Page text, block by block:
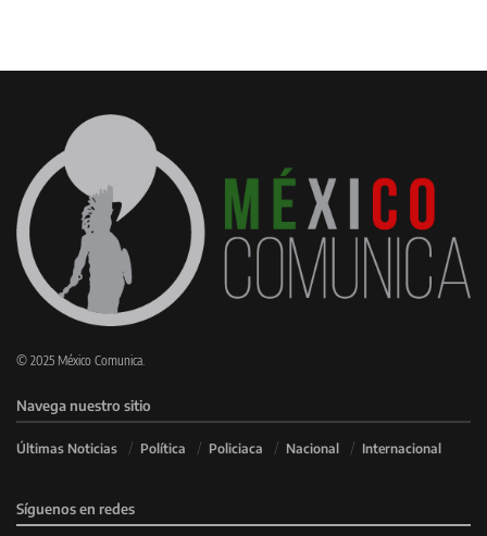
© 2025 México Comunica.
Navega nuestro sitio
Últimas Noticias Política Policiaca Nacional Internacional
Síguenos en redes